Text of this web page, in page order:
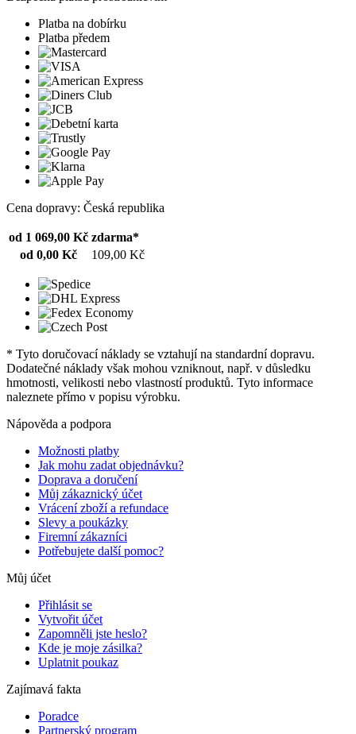
Platba na dobírku
Platba předem
Cena dopravy: Česká republika
od 1 069,00 Kč zdarma*
od 0,00 Kč
109,00 Kč
* Tyto doručovací náklady se vztahují na standardní dopravu.
Dodatečné náklady však mohou vzniknout, např. v důsledku
hmotnosti, velikosti nebo vlastností produktů. Tyto informace
naleznete přímo v popisu výrobku.
Nápověda a podpora
Možnosti platby
Jak mohu zadat objednávku?
Doprava a doručení
Můj zákaznický účet
Vrácení zboží a refundace
Slevy a poukázky
Firemní zákazníci
Potřebujete další pomoc?
Můj účet
Přihlásit se
Vytvořit účet
Zapomněli jste heslo?
Kde je moje zásilka?
Uplatnit poukaz
Zajímavá fakta
Poradce
Partnerský program